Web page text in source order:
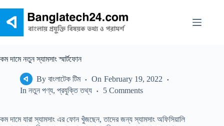
content
কম দামে নতুন স্যামসাং স্মার্টফোন
By বাংলাটেক টিম On February 19, 2022
In নতুন পণ্য,প্রযুক্তি তথ্য 5 Comments
কম দামে যারা স্যামসাং এর ফোন খুঁজছেন, তাদের জন্য স্যামসাং অফিসিয়ালি